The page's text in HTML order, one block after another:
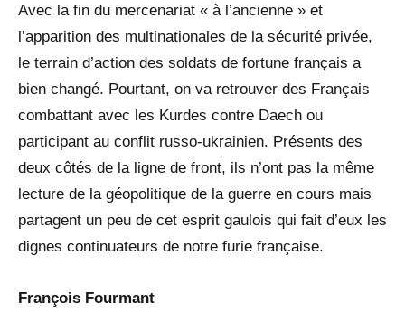
Avec la fin du mercenariat « à l’ancienne » et
l’apparition des multinationales de la sécurité privée,
le terrain d’action des soldats de fortune français a
bien changé. Pourtant, on va retrouver des Français
combattant avec les Kurdes contre Daech ou
participant au conflit russo-ukrainien. Présents des
deux côtés de la ligne de front, ils n’ont pas la même
lecture de la géopolitique de la guerre en cours mais
partagent un peu de cet esprit gaulois qui fait d’eux les
dignes continuateurs de notre furie française.
François Fourmant